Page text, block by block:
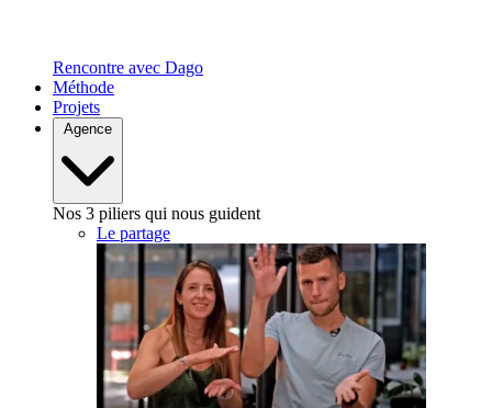
Rencontre avec Dago
Méthode
Projets
Agence
Nos 3 piliers qui nous guident
Le partage